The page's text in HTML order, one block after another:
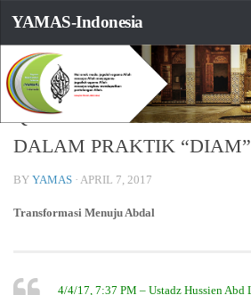
YAMAS-Indonesia
TANYA JAWAB
Q&A: MEMAHAMI
DALAM PRAKTIK
BY YAMAS · APRIL 7, 2017
Transformasi Menuju Abdal
4/4/17, 7:37 PM – Ustadz Hussien